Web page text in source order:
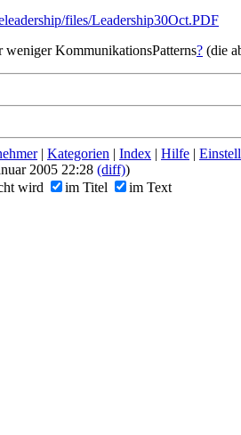
files/Leadership30Oct.PDF
weniger KommunikationsPatterns? (die
| Kategorien | Index | Hilfe |
2005 22:28 (diff))
wird im Titel im Text